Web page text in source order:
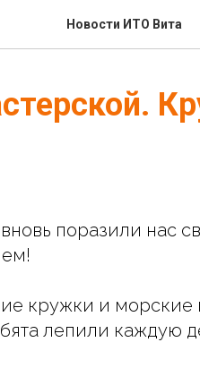
Новости ИТО Вита
поразили нас
кружки и морские
лепили каждую